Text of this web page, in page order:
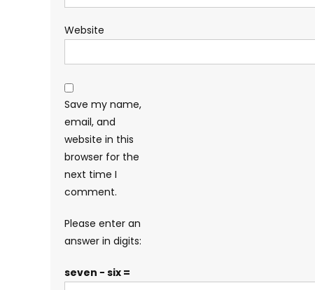
Website
Save my name,
email, and
website in this
browser for the
next time I
comment.
Please enter an
answer in digits:
seven − six =